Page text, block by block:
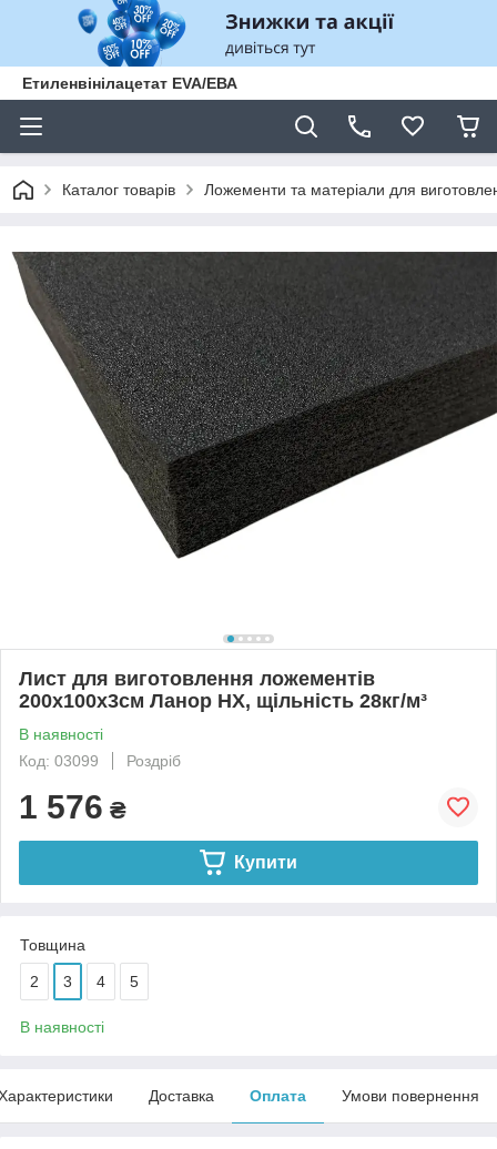
Етиленвінілацетат EVA/ЕВА
Каталог товарів Ложементи та матеріали для
Лист для виготовлення ложементів
200х100х3см Ланор НХ, щільність 28кг/м³
В наявності
Код: 03099
Роздріб
1 576 ₴
Купити
Товщина
2 3 4 5
В наявності
Доставка Оплата Умови повернення